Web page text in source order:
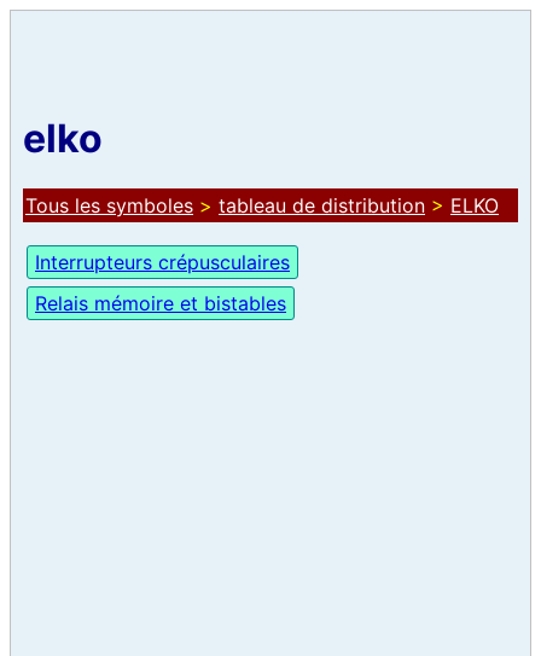
elko
Tous les symboles > tableau de distribution > ELKO
Interrupteurs crépusculaires
Relais mémoire et bistables